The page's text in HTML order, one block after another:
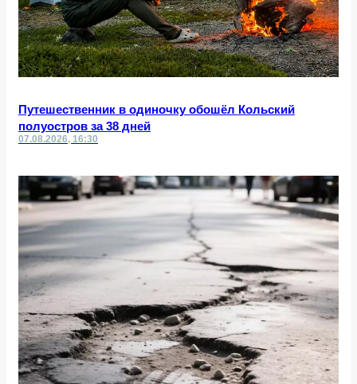
Путешественник в одиночку обошёл Кольский
полуостров за 38 дней
07.08.2026, 16:30